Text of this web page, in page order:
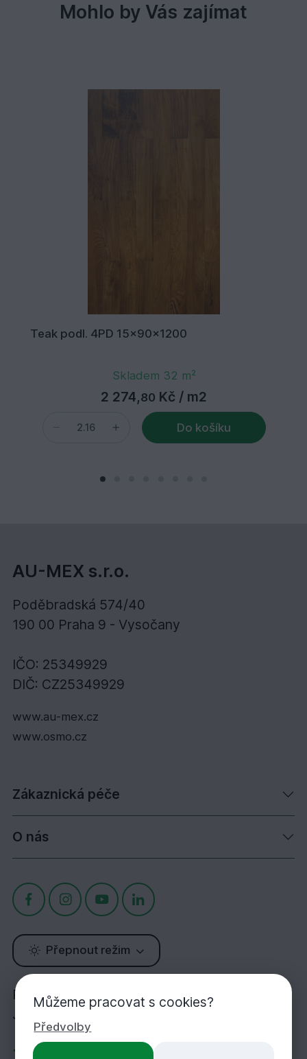
Mohlo by Vás zajímat
Teak podl. 4PD 15x90x1200
Skladem 32 m²
2 274,80 Kč / m2
Do košíku
AU-MEX s.r.o.
Poděbradská 574/40
190 00 Praha 9 - Vysočany
IČO: 25349929
DIČ: CZ25349929
www.au-mex.cz
www.osmo.cz
Zákaznická péče
O nás
Přepnout režim
Potřebujete poradit?
Jsme tu pro Vás!
+420 283 933 452
Můžeme pracovat s cookies?
Předvolby